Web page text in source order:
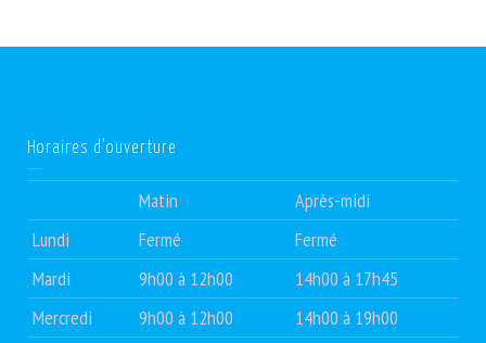
Horaires d’ouverture
Matin
Après-midi
Lundi
Fermé
Fermé
Mardi
9h00 à 12h00
14h00 à 17h45
Mercredi
9h00 à 12h00
14h00 à 19h00